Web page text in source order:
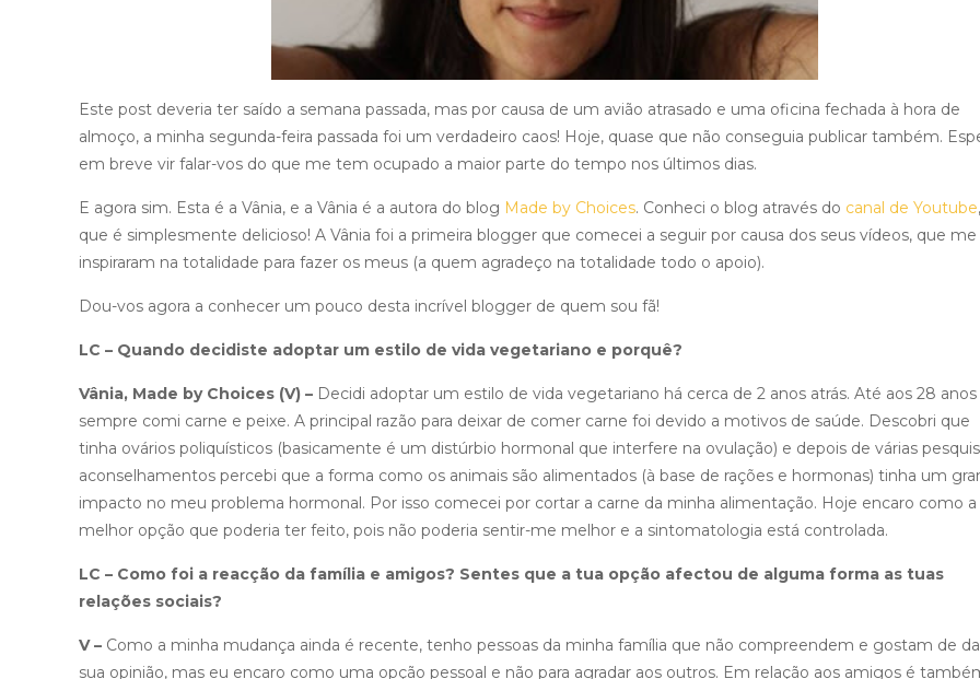
Este post deveria ter saído a semana passada, mas por causa de um avião atrasado e uma oficina fechada à hora de
almoço, a minha segunda-feira passada foi um verdadeiro caos! Hoje, quase que não conseguia publicar também.
em breve vir falar-vos do que me tem ocupado a maior parte do tempo nos últimos dias.
E agora sim. Esta é a Vânia, e a Vânia é a autora do blog Made by Choices. Conheci o blog através do canal de Youtube,
que é simplesmente delicioso! A Vânia foi a primeira blogger que comecei a seguir por causa dos seus vídeos, que me
inspiraram na totalidade para fazer os meus (a quem agradeço na totalidade todo o apoio).
Dou-vos agora a conhecer um pouco desta incrível blogger de quem sou fã!
LC – Quando decidiste adoptar um estilo de vida vegetariano e porquê?
Vânia, Made by Choices (V) – Decidi adoptar um estilo de vida vegetariano há cerca de 2 anos atrás. Até aos 28 anos
sempre comi carne e peixe. A principal razão para deixar de comer carne foi devido a motivos de saúde. Descobri que
tinha ovários poliquísticos (basicamente é um distúrbio hormonal que interfere na ovulação) e depois de várias
aconselhamentos percebi que a forma como os animais são alimentados (à base de rações e hormonas) tinha um
impacto no meu problema hormonal. Por isso comecei por cortar a carne da minha alimentação. Hoje encaro como a
melhor opção que poderia ter feito, pois não poderia sentir-me melhor e a sintomatologia está controlada.
LC – Como foi a reacção da família e amigos? Sentes que a tua opção afectou de alguma forma as tuas
relações sociais?
V – Como a minha mudança ainda é recente, tenho pessoas da minha família que não compreendem e gostam de
sua opinião, mas eu encaro como uma opção pessoal e não para agradar aos outros. Em relação aos amigos é